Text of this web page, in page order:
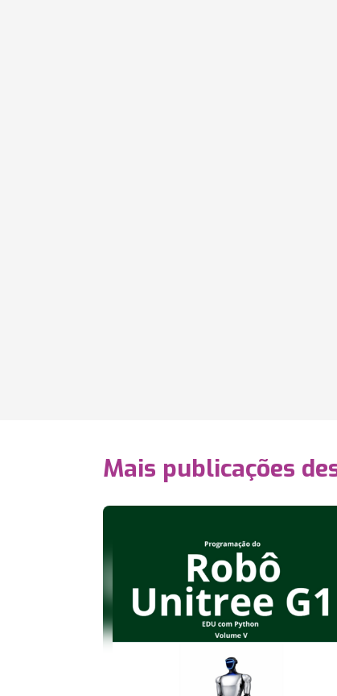
Mais publicações